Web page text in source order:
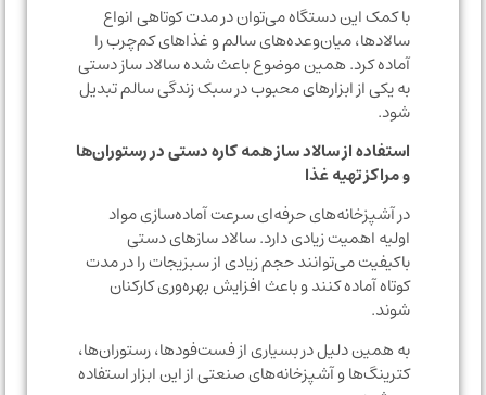
با کمک این دستگاه می‌توان در مدت کوتاهی انواع
سالادها، میان‌وعده‌های سالم و غذاهای کم‌چرب را
آماده کرد. همین موضوع باعث شده سالاد ساز دستی
به یکی از ابزارهای محبوب در سبک زندگی سالم تبدیل
استفاده از سالاد ساز همه کاره دستی در رستوران‌ها
و مراکز تهیه غذا
در آشپزخانه‌های حرفه‌ای سرعت آماده‌سازی مواد
اولیه اهمیت زیادی دارد. سالاد سازهای دستی
باکیفیت می‌توانند حجم زیادی از سبزیجات را در مدت
کوتاه آماده کنند و باعث افزایش بهره‌وری کارکنان
به همین دلیل در بسیاری از فست‌فودها، رستوران‌ها،
کترینگ‌ها و آشپزخانه‌های صنعتی از این ابزار استفاده